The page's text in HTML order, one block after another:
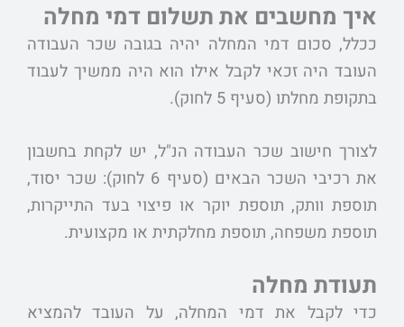
איך מחשבים את תשלום דמי מחלה
ככלל, סכום דמי המחלה יהיה בגובה שכר העבודה
העובד היה זכאי לקבל אילו הוא היה ממשיך לעבוד
בתקופת מחלתו (סעיף 5 לחוק).
לצורך חישוב שכר העבודה הנ"ל, יש לקחת בחשבון
את רכיבי השכר הבאים (סעיף 6 לחוק): שכר יסוד,
תוספת וותק, תוספת יוקר או פיצוי בעד התייקרות,
תוספת משפחה, תוספת מחלקתית או מקצועית.
תעודת מחלה
כדי לקבל את דמי המחלה, על העובד להמציא